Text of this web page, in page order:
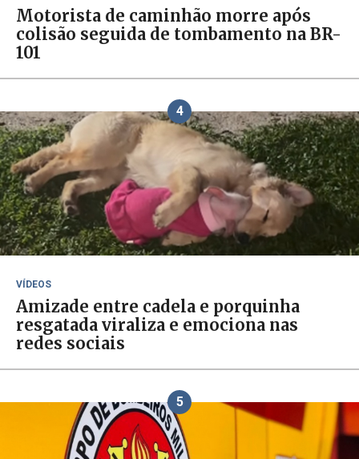
Motorista de caminhão morre após
colisão seguida de tombamento na BR-
101
4
VÍDEOS
Amizade entre cadela e porquinha
resgatada viraliza e emociona nas
redes sociais
5